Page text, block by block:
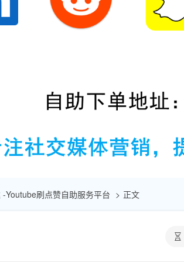
Youtube刷点赞自助服务平台 正文